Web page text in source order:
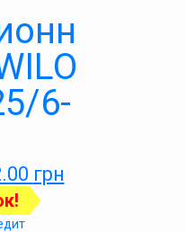
6-
грн